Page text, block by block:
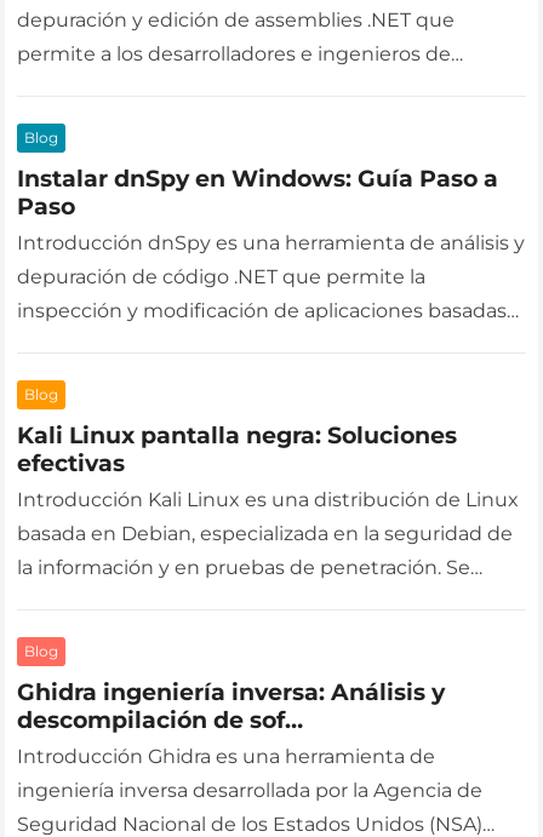
depuración y edición de assemblies .NET que
permite a los desarrolladores e ingenieros de
Blog
Instalar dnSpy en Windows: Guía Paso a
Paso
Introducción dnSpy es una herramienta de análisis y
depuración de código .NET que permite la
inspección y modificación de aplicaciones basadas
Blog
Kali Linux pantalla negra: Soluciones
efectivas
Introducción Kali Linux es una distribución de Linux
basada en Debian, especializada en la seguridad de
la información y en pruebas de penetración. Se
Blog
Ghidra ingeniería inversa: Análisis y
descompilación de sof…
Introducción Ghidra es una herramienta de
ingeniería inversa desarrollada por la Agencia de
Seguridad Nacional de los Estados Unidos (NSA)